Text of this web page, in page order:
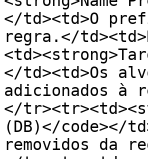
</td><td>O
regra.</
</td><td>Os
adicionados à
</
(DB)</code></
removidos da